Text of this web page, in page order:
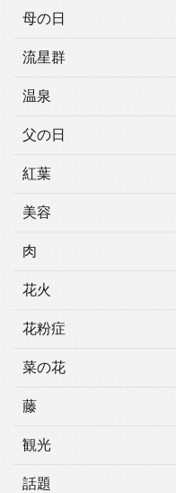
母の日
流星群
温泉
父の日
紅葉
美容
肉
花火
花粉症
菜の花
藤
観光
話題